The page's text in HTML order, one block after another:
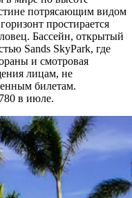
потрясающим видом
простирается
Бассейн, открытый
Sands SkyPark, где
и смотровая
лицам, не
билетам.
в июле.